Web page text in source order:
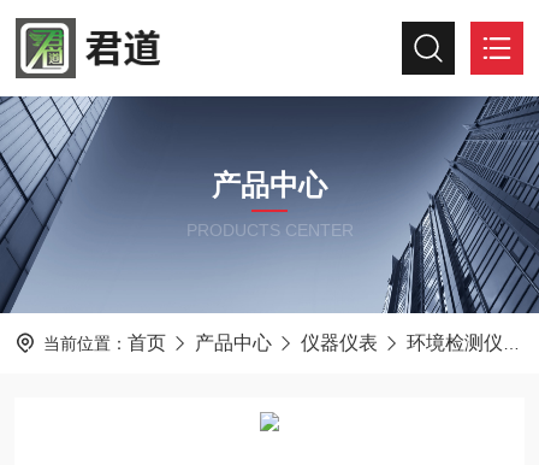
产品中心
PRODUCTS CENTER
当前位置： 首页 产品中心 仪器仪表 环境检测仪器